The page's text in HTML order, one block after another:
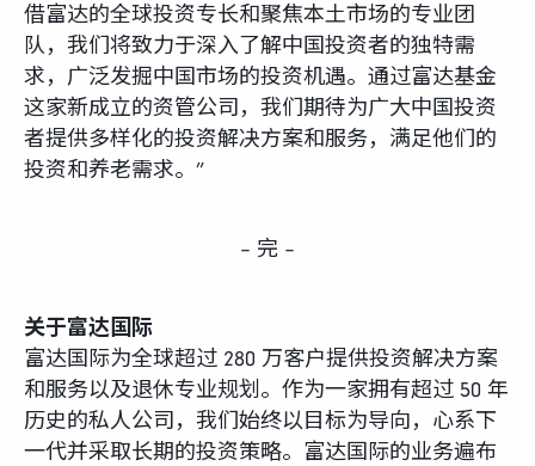
借富达的全球投资专长和聚焦本土市场的专业团
队，我们将致力于深入了解中国投资者的独特需
求，广泛发掘中国市场的投资机遇。通过富达基金
这家新成立的资管公司，我们期待为广大中国投资
者提供多样化的投资解决方案和服务，满足他们的
投资和养老需求。”
– 完 –
关于富达国际
富达国际为全球超过 280 万客户提供投资解决方案
和服务以及退休专业规划。作为一家拥有超过 50 年
历史的私人公司，我们始终以目标为导向，心系下
一代并采取长期的投资策略。富达国际的业务遍布